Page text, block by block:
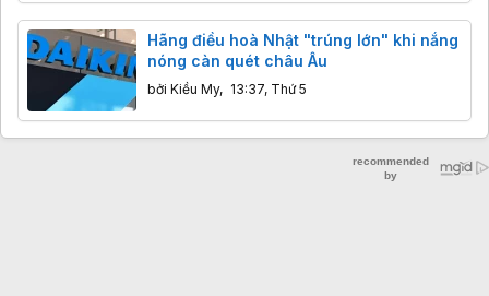
Hãng điều hoà Nhật "trúng lớn" khi nắng
nóng càn quét châu Âu
bởi Kiều My, 13:37, Thứ 5